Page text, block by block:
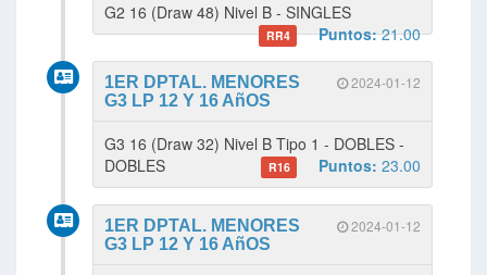
G2 16 (Draw 48) Nivel B - SINGLES
RR4 Puntos:21.00
2024-01-12
1ER DPTAL. MENORES
G3 LP 12 Y 16 AñOS
G3 16 (Draw 32) Nivel B Tipo 1 - DOBLES -
DOBLES
R16 Puntos: 23.00
2024-01-12
1ER DPTAL. MENORES
G3 LP 12 Y 16 AñOS